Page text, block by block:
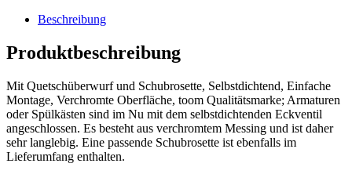
Beschreibung
Produktbeschreibung
Mit Quetschüberwurf und Schubrosette, Selbstdichtend, Einfache
Montage, Verchromte Oberfläche, toom Qualitätsmarke; Armaturen
oder Spülkästen sind im Nu mit dem selbstdichtenden Eckventil
angeschlossen. Es besteht aus verchromtem Messing und ist daher
sehr langlebig. Eine passende Schubrosette ist ebenfalls im
Lieferumfang enthalten.